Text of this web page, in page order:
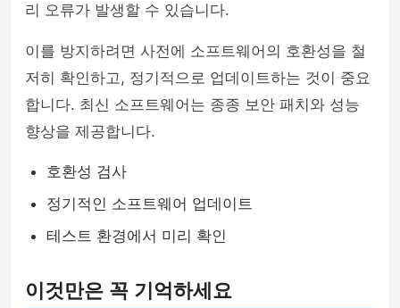
리 오류가 발생할 수 있습니다.
이를 방지하려면 사전에 소프트웨어의 호환성을 철
저히 확인하고, 정기적으로 업데이트하는 것이 중요
합니다. 최신 소프트웨어는 종종 보안 패치와 성능
향상을 제공합니다.
호환성 검사
정기적인 소프트웨어 업데이트
테스트 환경에서 미리 확인
이것만은 꼭 기억하세요